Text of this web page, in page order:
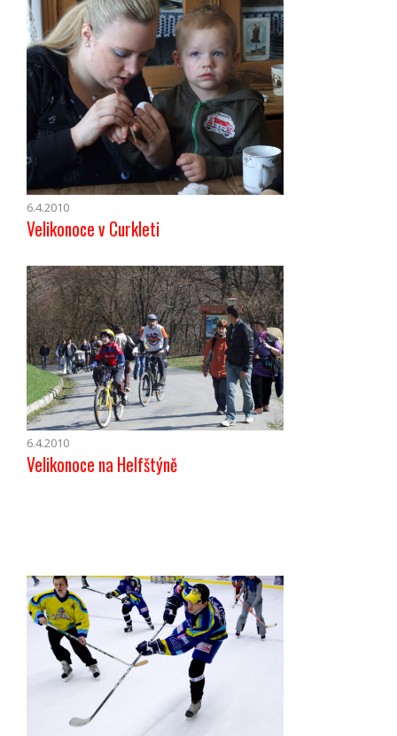
6.4.2010
Velikonoce v Curkleti
6.4.2010
Velikonoce na Helfštýně